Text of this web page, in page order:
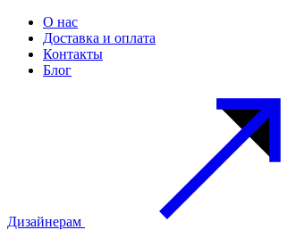
О нас
Доставка и оплата
Контакты
Блог
Дизайнерам